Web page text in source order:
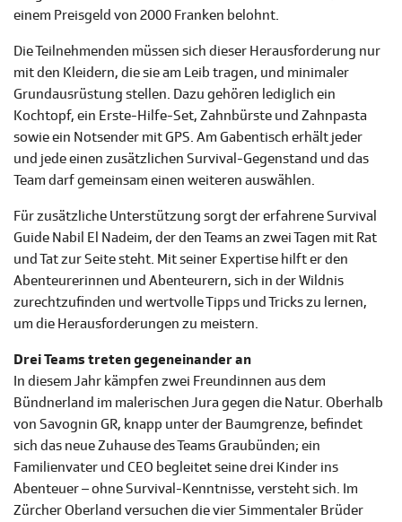
einem Preisgeld von 2000 Franken belohnt.
Die Teilnehmenden müssen sich dieser Herausforderung nur
mit den Kleidern, die sie am Leib tragen, und minimaler
Grundausrüstung stellen. Dazu gehören lediglich ein
Kochtopf, ein Erste-Hilfe-Set, Zahnbürste und Zahnpasta
sowie ein Notsender mit GPS. Am Gabentisch erhält jeder
und jede einen zusätzlichen Survival-Gegenstand und das
Team darf gemeinsam einen weiteren auswählen.
Für zusätzliche Unterstützung sorgt der erfahrene Survival
Guide Nabil El Nadeim, der den Teams an zwei Tagen mit Rat
und Tat zur Seite steht. Mit seiner Expertise hilft er den
Abenteurerinnen und Abenteurern, sich in der Wildnis
zurechtzufinden und wertvolle Tipps und Tricks zu lernen,
um die Herausforderungen zu meistern.
Drei Teams treten gegeneinander an
In diesem Jahr kämpfen zwei Freundinnen aus dem
Bündnerland im malerischen Jura gegen die Natur. Oberhalb
von Savognin GR, knapp unter der Baumgrenze, befindet
sich das neue Zuhause des Teams Graubünden; ein
Familienvater und CEO begleitet seine drei Kinder ins
Abenteuer – ohne Survival-Kenntnisse, versteht sich. Im
Zürcher Oberland versuchen die vier Simmentaler Brüder